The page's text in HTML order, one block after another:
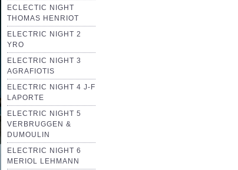
ECLECTIC NIGHT
THOMAS HENRIOT
ELECTRIC NIGHT 2
YRO
ELECTRIC NIGHT 3
AGRAFIOTIS
ELECTRIC NIGHT 4 J-F
LAPORTE
ELECTRIC NIGHT 5
VERBRUGGEN &
DUMOULIN
ELECTRIC NIGHT 6
MERIOL LEHMANN